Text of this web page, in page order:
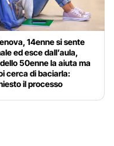
14enne si sente
ed esce dall’aula,
50enne la aiuta ma
cerca di baciarla:
il processo